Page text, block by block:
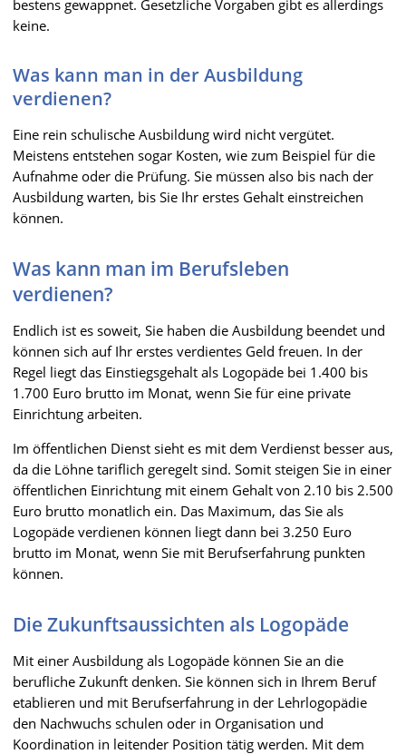
bestens gewappnet. Gesetzliche Vorgaben gibt es allerdings
keine.
Was kann man in der Ausbildung
verdienen?
Eine rein schulische Ausbildung wird nicht vergütet.
Meistens entstehen sogar Kosten, wie zum Beispiel für die
Aufnahme oder die Prüfung. Sie müssen also bis nach der
Ausbildung warten, bis Sie Ihr erstes Gehalt einstreichen
können.
Was kann man im Berufsleben
verdienen?
Endlich ist es soweit, Sie haben die Ausbildung beendet und
können sich auf Ihr erstes verdientes Geld freuen. In der
Regel liegt das Einstiegsgehalt als Logopäde bei 1.400 bis
1.700 Euro brutto im Monat, wenn Sie für eine private
Einrichtung arbeiten.
Im öffentlichen Dienst sieht es mit dem Verdienst besser aus,
da die Löhne tariflich geregelt sind. Somit steigen Sie in einer
öffentlichen Einrichtung mit einem Gehalt von 2.10 bis 2.500
Euro brutto monatlich ein. Das Maximum, das Sie als
Logopäde verdienen können liegt dann bei 3.250 Euro
brutto im Monat, wenn Sie mit Berufserfahrung punkten
können.
Die Zukunftsaussichten als Logopäde
Mit einer Ausbildung als Logopäde können Sie an die
berufliche Zukunft denken. Sie können sich in Ihrem Beruf
etablieren und mit Berufserfahrung in der Lehrlogopädie
den Nachwuchs schulen oder in Organisation und
Koordination in leitender Position tätig werden. Mit dem